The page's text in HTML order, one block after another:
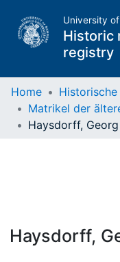
University
Historic
registry
Matrikel
Home
Haysdorff,